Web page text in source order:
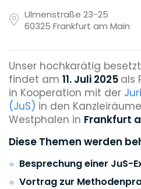
Ulmenstraße 23-25
60325 Frankfurt am Main
Unser hochkarätig
findet am 11. Juli 2025 als
in Kooperation mit der
(JuS) in den
Westphalen in Frankfurt
Diese Themen werden
Besprechung einer JuS-
Vortrag zur